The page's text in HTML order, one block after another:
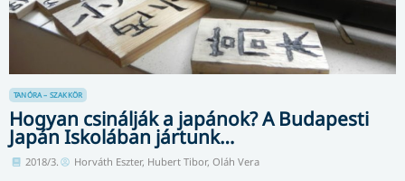
TANÓRA – SZAKKÖR
Hogyan csinálják a japánok? A Budapesti
Japán Iskolában jártunk…
2018/3. Horváth Eszter, Hubert Tibor, Oláh Vera